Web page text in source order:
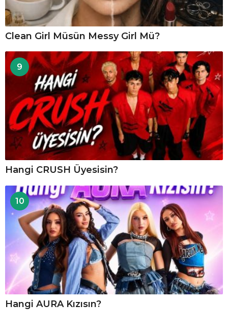
Clean Girl Müsün Messy Girl Mü?
9
Hangi CRUSH Üyesisin?
10
Hangi AURA Kızısın?